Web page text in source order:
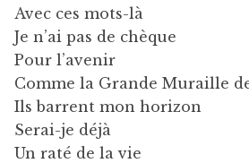
Avec ces mots-là
Je n’ai pas de chèque
Pour l’avenir
Comme la Grande Muraille
Ils barrent mon horizon
Serai-je déjà
Un raté de la vie